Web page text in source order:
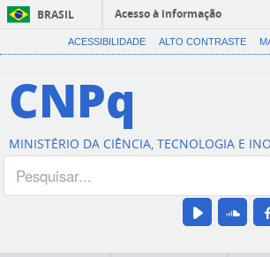
BRASIL
Acesso à informação
ACESSIBILIDADE ALTO CONTRASTE
CNPq
MINISTÉRIO DA CIÊNCIA, TECNOLOGIA E